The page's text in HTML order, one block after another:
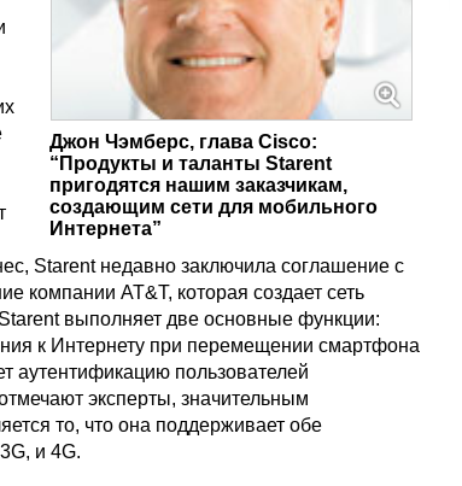
Джон Чэмберс, глава Cisco:
“Продукты и таланты Starent
пригодятся нашим заказчикам,
создающим сети для мобильного
Интернета”
Starent недавно заключила соглашение с
компании AT&T, которая создает сеть
выполняет две основные функции:
к Интернету при перемещении смартфона
аутентификацию пользователей
эксперты, значительным
то, что она поддерживает обе
и 4G.